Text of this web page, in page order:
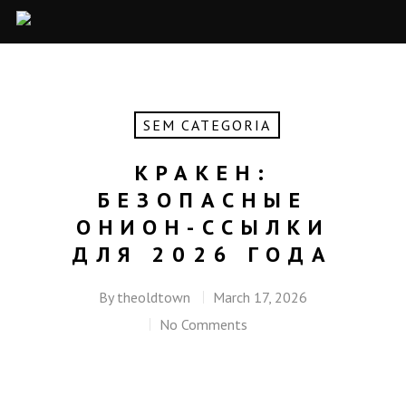
SEM CATEGORIA
КРАКЕН:
БЕЗОПАСНЫЕ
ОНИОН-ССЫЛКИ
ДЛЯ 2026 ГОДА
By theoldtown
March 17, 2026
No Comments